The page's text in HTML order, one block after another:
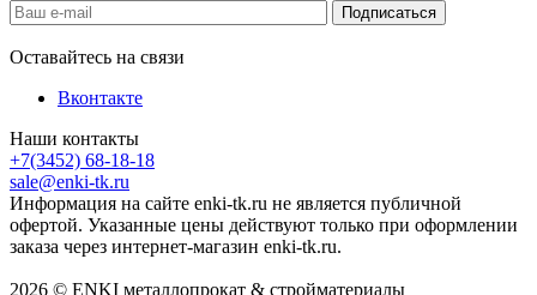
Оставайтесь на связи
Вконтакте
Наши контакты
+7(3452) 68-18-18
sale@enki-tk.ru
Информация на сайте enki-tk.ru не является публичной
офертой. Указанные цены действуют только при оформлении
заказа через интернет-магазин enki-tk.ru.
2026 © ENKI металлопрокат & стройматериалы